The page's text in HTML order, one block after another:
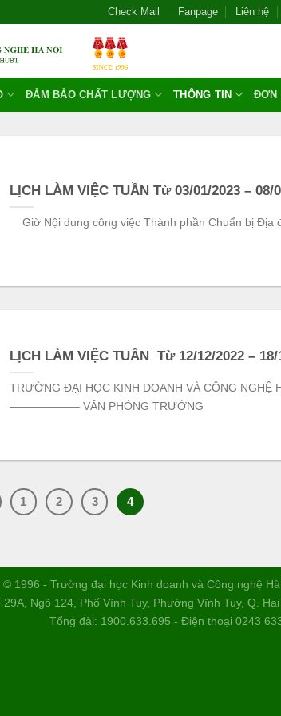
Check Mail Fanpage Liên hệ
ĐẢM BẢO CHẤT LƯỢNG THÔNG TIN ĐƠN
LỊCH LÀM VIỆC TUẦN Từ 03/01/2023 – 08/
Giờ Nội dung công việc Thành phần Chuẩn bị Địa
LỊCH LÀM VIỆC TUẦN Từ 12/12/2022 – 18/
TRƯỜNG ĐẠI HỌC KINH DOANH VÀ CÔNG NGHỆ
––––––––––– VĂN PHÒNG TRƯỜNG
1 2 3 4
© 1996 - Trường đại học Kinh doanh và Công nghệ
29A, Ngõ 124, Phố Vĩnh Tuy, Phường Vĩnh Tuy, Q.
Tổng đài: 1900.633.695 - Điện thoại 0243